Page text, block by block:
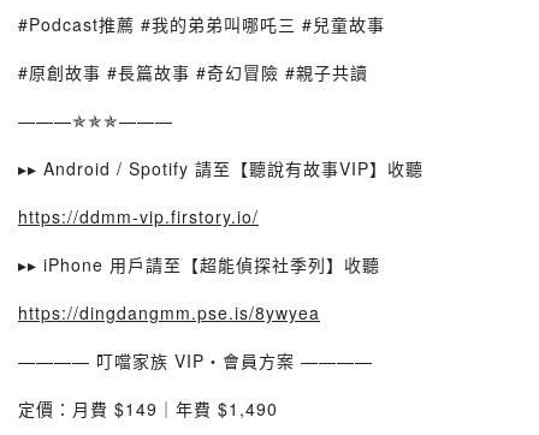
#Podcast推薦 #我的弟弟叫哪吒三 #兒童故事
#原創故事 #長篇故事 #奇幻冒險 #親子共讀
———✯✯✯———
▸▸ Android / Spotify 請至【聽說有故事VIP】收聽
https://ddmm-vip.firstory.io/
▸▸ iPhone 用戶請至【超能偵探社季列】收聽
https://dingdangmm.pse.is/8ywyea
———— 叮噹家族 VIP・會員方案 ————
定價：月費 $149｜年費 $1,490